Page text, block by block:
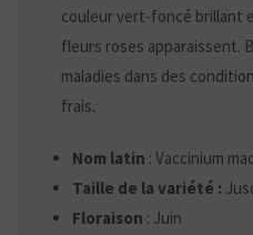
couleur vert-foncé brillant
fleurs roses apparaissent.
maladies dans des
frais.
Nom latin : Vaccinium
Taille de la variété :
Floraison : Juin